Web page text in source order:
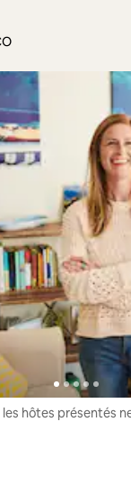
hôtes présentés